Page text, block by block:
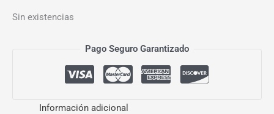
Sin existencias
Pago Seguro Garantizado
Información adicional